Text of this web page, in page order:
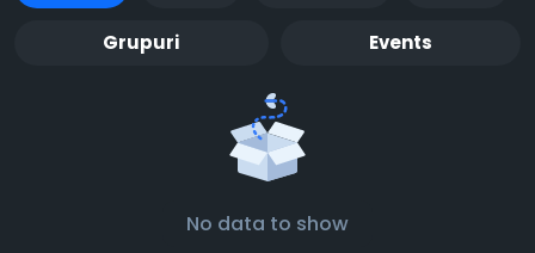
Grupuri Events
No data to show